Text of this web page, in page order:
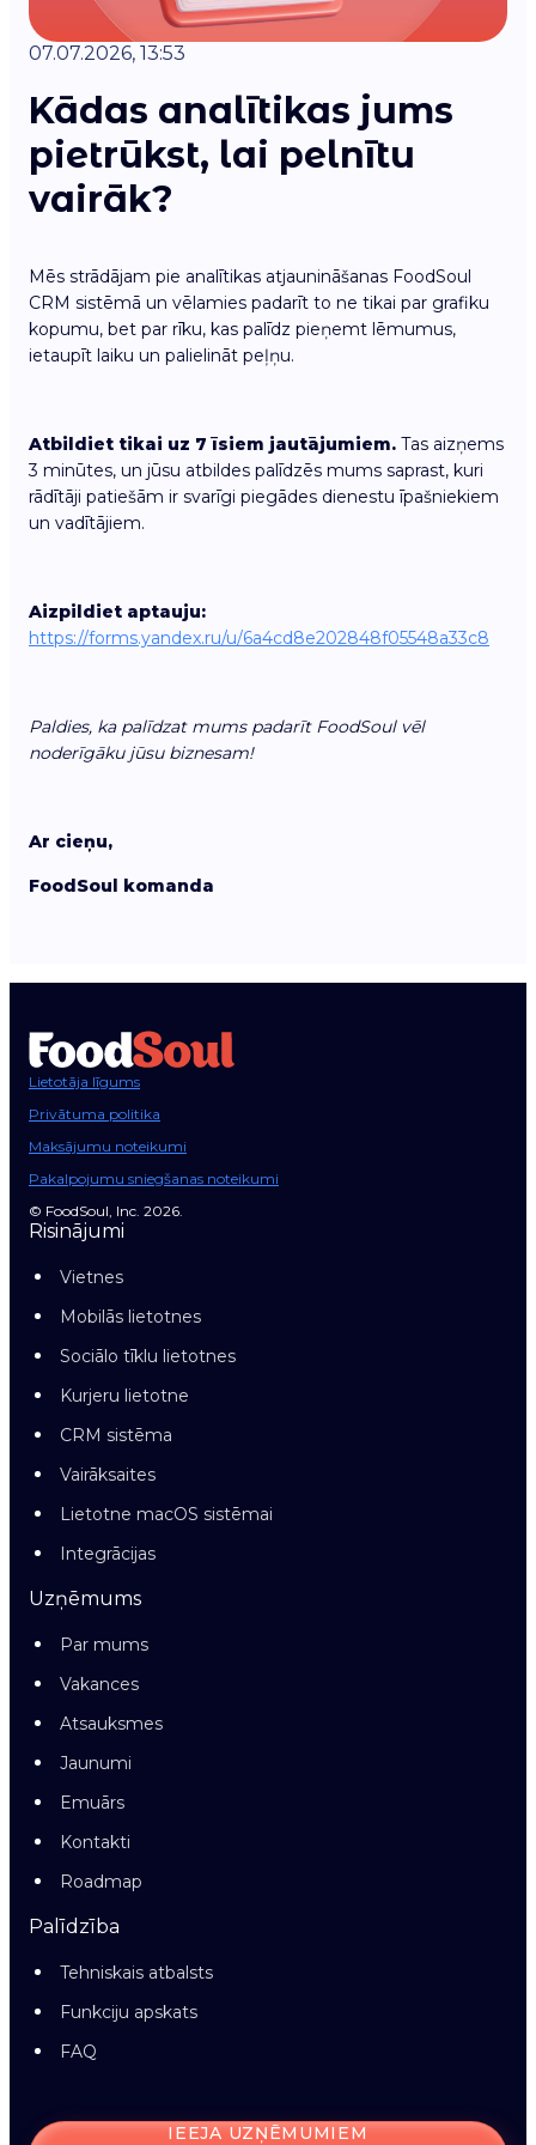
07.07.2026, 13:53
Kādas analītikas jums
pietrūkst, lai pelnītu
vairāk?
Mēs strādājam pie analītikas atjaunināšanas FoodSoul
CRM sistēmā un vēlamies padarīt to ne tikai par grafiku
kopumu, bet par rīku, kas palīdz pieņemt lēmumus,
ietaupīt laiku un palielināt peļņu.
Atbildiet tikai uz 7 īsiem jautājumiem. Tas aizņems
3 minūtes, un jūsu atbildes palīdzēs mums saprast, kuri
rādītāji patiešām ir svarīgi piegādes dienestu īpašniekiem
un vadītājiem.
Aizpildiet aptauju:
https://forms.yandex.ru/u/6a4cd8e202848f05548a33c8
Paldies, ka palīdzat mums padarīt FoodSoul vēl
noderīgāku jūsu biznesam!
Ar cieņu,
FoodSoul komanda
Lietotāja līgums
Privātuma politika
Maksājumu noteikumi
Pakalpojumu sniegšanas noteikumi
© FoodSoul, Inc. 2026.
Risinājumi
Vietnes
Mobilās lietotnes
Sociālo tīklu lietotnes
Kurjeru lietotne
CRM sistēma
Vairāksaites
Lietotne macOS sistēmai
Integrācijas
Uzņēmums
Par mums
Vakances
Atsauksmes
Jaunumi
Emuārs
Kontakti
Roadmap
Palīdzība
Tehniskais atbalsts
Funkciju apskats
FAQ
IEEJA UZŅĒMUMIEM